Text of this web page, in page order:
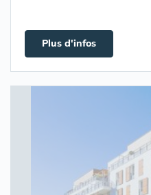
Plus d'infos